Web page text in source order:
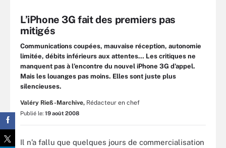
L’iPhone 3G fait des premiers pas
mitigés
Communications coupées, mauvaise réception, autonomie
limitée, débits inférieurs aux attentes… Les critiques ne
manquent pas à l’encontre du nouvel iPhone 3G d’appel.
Mais les louanges pas moins. Elles sont juste plus
silencieuses.
Valéry Rieß-Marchive, Rédacteur en chef
Publié le: 19 août 2008
Il n’a fallu que quelques jours de commercialisation